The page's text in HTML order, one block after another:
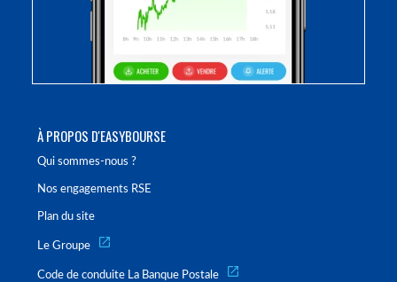
À PROPOS D'EASYBOURSE
Qui sommes-nous ?
Nos engagements RSE
Plan du site
Le Groupe
Code de conduite La Banque Postale